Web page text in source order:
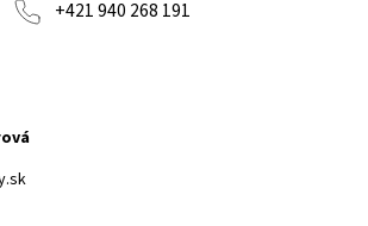
+421 940 268 191